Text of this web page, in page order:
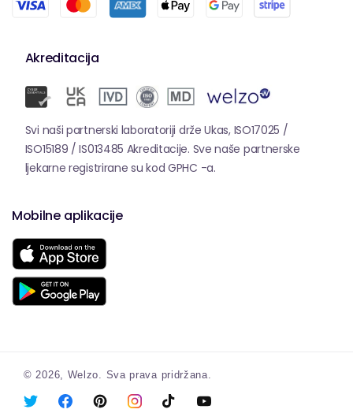
Akreditacija
Svi naši partnerski laboratoriji drže Ukas, ISO17025 /
ISO15189 / IS013485 Akreditacije. Sve naše partnerske
ljekarne registrirane su kod GPHC -a.
Mobilne aplikacije
© 2026, Welzo. Sva prava pridržana.
FacebookPinterestInstagramTiktok YouTube